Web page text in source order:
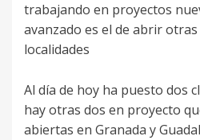
trabajando en proyectos
avanzado es el de abrir
localidades
Al día de hoy ha puesto dos
hay otras dos en proyecto
abiertas en Granada y